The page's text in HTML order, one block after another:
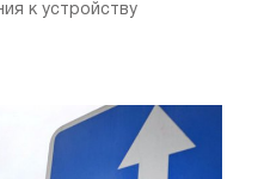
к устройству